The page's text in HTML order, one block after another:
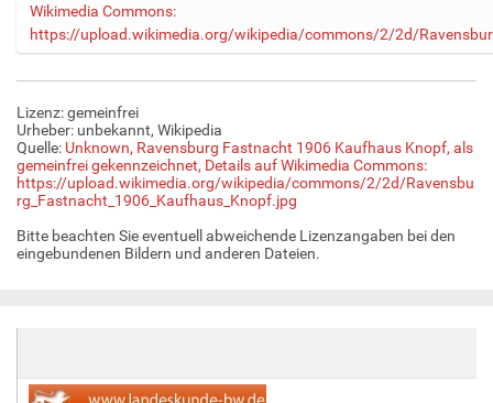
e
B
i
l
i
n
v
o
l
l
e
e
Wikimedia Commons:
https://upload.wikimedia.org/wikipedia/commons/2/2d/
Lizenz: gemeinfrei
Urheber: unbekannt, Wikipedia
Quelle: Unknown, Ravensburg Fastnacht 1906 Kaufhaus Knopf, als
gemeinfrei gekennzeichnet, Details auf Wikimedia Commons:
https://upload.wikimedia.org/wikipedia/commons/2/2d/Ravensbu
rg_Fastnacht_1906_Kaufhaus_Knopf.jpg
Bitte beachten Sie eventuell abweichende Lizenzangaben bei den
eingebundenen Bildern und anderen Dateien.